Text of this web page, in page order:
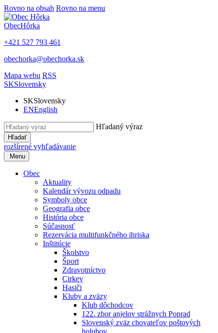
Rovno na obsah Rovno na menu
ObecHôrka
+421 527 793 461
obechorka@obechorka.sk
Mapa webu RSS
SKSlovensky
SKSlovensky
ENEnglish
Hľadaný výraz
Hľadať
rozšírené vyhľadávanie
Menu
Obec
Aktuality
Kalendár vývozu odpadu
Symboly obce
Geografia obce
História obce
Súčasnosť
Rezervácia multifunkčného ihriska
Inštitúcie
Školstvo
Šport
Zdravotníctvo
Cirkev
Hasiči
Kluby a zväzy
Klub dôchodcov
122. zbor anjelov strážnych Poprad
Slovenský zväz chovateľov poštových
holubov